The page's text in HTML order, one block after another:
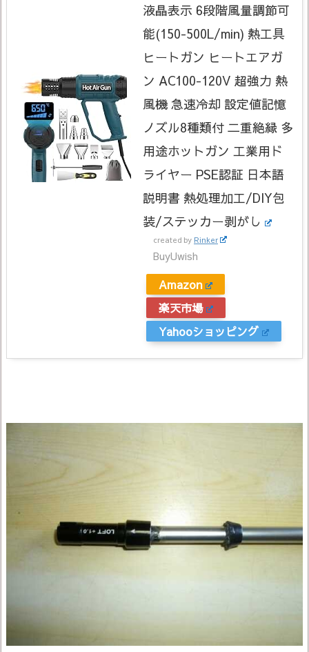
液晶表示 6段階風量調節可
能(150-500L/min) 熱工具
ヒートガン ヒートエアガ
ン AC100-120V 超強力 熱
風機 急速冷却 設定値記憶
ノズル8種類付 二重絶縁 多
用途ホットガン 工業用ド
ライヤー PSE認証 日本語
説明書 熱処理加工/DIY包
装/ステッカー剥がし
created by Rinker
BuyUwish
Amazon
楽天市場
Yahooショッピング